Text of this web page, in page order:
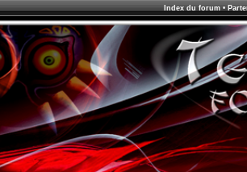
Index du forum•